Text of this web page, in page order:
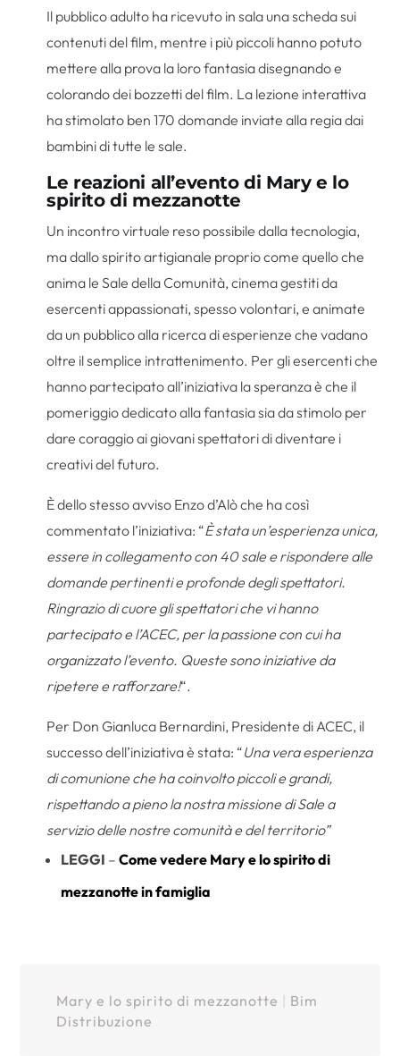
Il pubblico adulto ha ricevuto in sala una scheda sui
contenuti del film, mentre i più piccoli hanno potuto
mettere alla prova la loro fantasia disegnando e
colorando dei bozzetti del film. La lezione interattiva
ha stimolato ben 170 domande inviate alla regia dai
bambini di tutte le sale.
Le reazioni all’evento di Mary e lo
spirito di mezzanotte
Un incontro virtuale reso possibile dalla tecnologia,
ma dallo spirito artigianale proprio come quello che
anima le Sale della Comunità, cinema gestiti da
esercenti appassionati, spesso volontari, e animate
da un pubblico alla ricerca di esperienze che vadano
oltre il semplice intrattenimento. Per gli esercenti che
hanno partecipato all’iniziativa la speranza è che il
pomeriggio dedicato alla fantasia sia da stimolo per
dare coraggio ai giovani spettatori di diventare i
creativi del futuro.
È dello stesso avviso Enzo d’Alò che ha così
commentato l’iniziativa: “È stata un’esperienza unica,
essere in collegamento con 40 sale e rispondere alle
domande pertinenti e profonde degli spettatori.
Ringrazio di cuore gli spettatori che vi hanno
partecipato e l’ACEC, per la passione con cui ha
organizzato l’evento. Queste sono iniziative da
ripetere e rafforzare!“.
Per Don Gianluca Bernardini, Presidente di ACEC, il
successo dell’iniziativa è stata: “Una vera esperienza
di comunione che ha coinvolto piccoli e grandi,
rispettando a pieno la nostra missione di Sale a
servizio delle nostre comunità e del territorio”
LEGGI –Come vedere Mary e lo spirito di
mezzanotte in famiglia
Mary e lo spirito di mezzanotte
Bim
Distribuzione